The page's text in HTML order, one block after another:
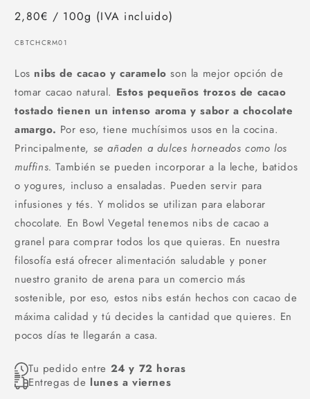
2,80€ / 100g (IVA incluido)
SKU:
CBTCHCRM01
Los nibs de cacao y caramelo son la mejor opción de
tomar cacao natural. Estos pequeños trozos de cacao
tostado tienen un intenso aroma y sabor a chocolate
amargo. Por eso, tiene muchísimos usos en la cocina.
Principalmente, se añaden a dulces horneados como los
muffins. También se pueden incorporar a la leche, batidos
o yogures, incluso a ensaladas. Pueden servir para
infusiones y tés. Y molidos se utilizan para elaborar
chocolate. En Bowl Vegetal tenemos nibs de cacao a
granel para comprar todos los que quieras. En nuestra
filosofía está ofrecer alimentación saludable y poner
nuestro granito de arena para un comercio más
sostenible, por eso, estos nibs están hechos con cacao de
máxima calidad y tú decides la cantidad que quieres. En
pocos días te llegarán a casa.
Tu pedido entre 24 y 72 horas
Entregas de lunes a viernes